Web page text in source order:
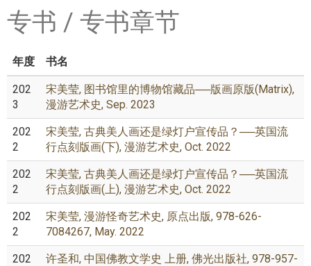
专书 / 专书章节
年度 书名
202
3
宋美莹, 图书馆里的博物馆藏品──版画原版(Matrix),
漫游艺术史, Sep. 2023
202
2
宋美莹, 古典美人画还是绿灯户宣传品？──英国流
行点刻版画(下), 漫游艺术史, Oct. 2022
202
2
宋美莹, 古典美人画还是绿灯户宣传品？──英国流
行点刻版画(上), 漫游艺术史, Oct. 2022
202
2
宋美莹, 漫游怪奇艺术史, 原点出版, 978-626-
7084267, May. 2022
202
许圣和, 中国佛教文学史 上册, 佛光出版社, 978-957-